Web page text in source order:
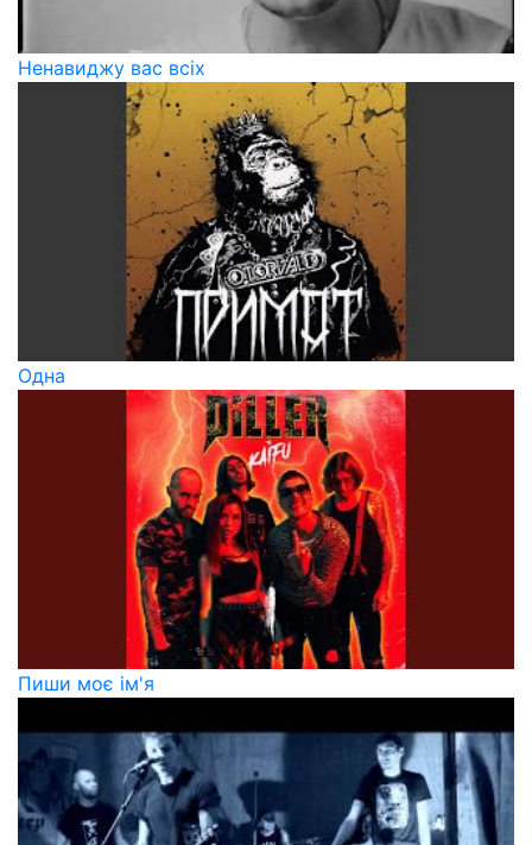
Ненавиджу вас всіх
Одна
Пиши моє ім'я